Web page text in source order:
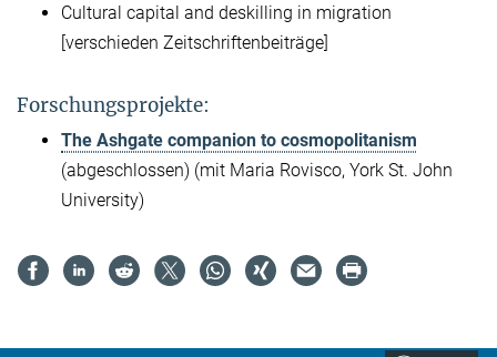
Cultural capital and deskilling in migration
[verschieden Zeitschriftenbeiträge]
Forschungsprojekte:
The Ashgate companion to cosmopolitanism
(abgeschlossen) (mit Maria Rovisco, York St. John
University)